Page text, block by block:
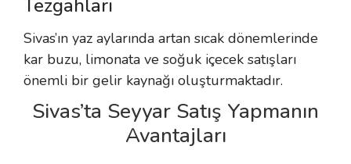
Tezgahları
Sivas’ın yaz aylarında artan sıcak dönemlerinde
kar buzu, limonata ve soğuk içecek satışları
önemli bir gelir kaynağı oluşturmaktadır.
Sivas’ta Seyyar Satış Yapmanın
Avantajları